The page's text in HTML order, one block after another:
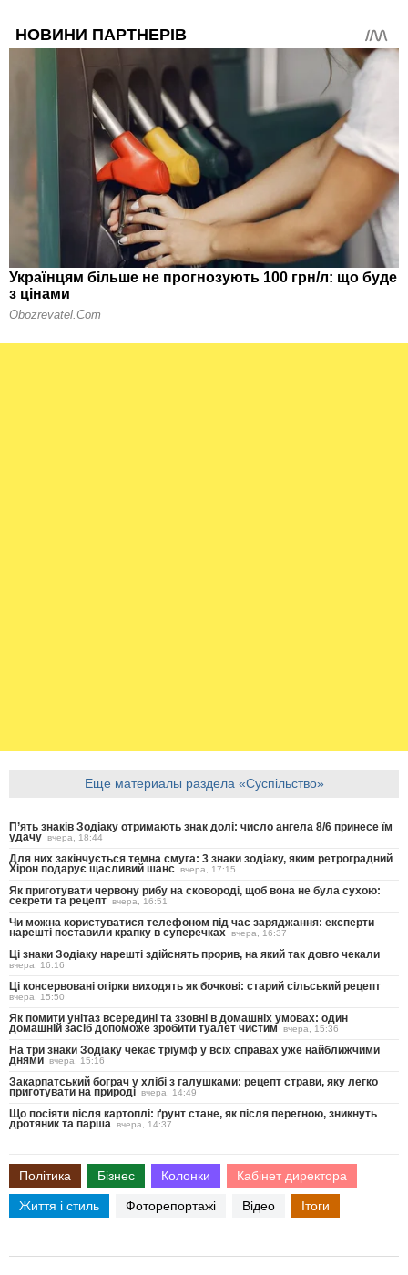
Еще материалы раздела «Суспільство»
П’ять знаків Зодіаку отримають знак долі: число ангела 8/6 принесе їм
удачу вчера, 18:44
Для них закінчується темна смуга: 3 знаки зодіаку, яким ретроградний
Хірон подарує щасливий шанс вчера, 17:15
Як приготувати червону рибу на сковороді, щоб вона не була сухою:
секрети та рецепт вчера, 16:51
Чи можна користуватися телефоном під час заряджання: експерти
нарешті поставили крапку в суперечках вчера, 16:37
Ці знаки Зодіаку нарешті здійснять прорив, на який так довго чекали
вчера, 16:16
Ці консервовані огірки виходять як бочкові: старий сільський рецепт
вчера, 15:50
Як помити унітаз всередині та ззовні в домашніх умовах: один
домашній засіб допоможе зробити туалет чистим вчера, 15:36
На три знаки Зодіаку чекає тріумф у всіх справах уже найближчими
днями вчера, 15:16
Закарпатський бограч у хлібі з галушками: рецепт страви, яку легко
приготувати на природі вчера, 14:49
Що посіяти після картоплі: ґрунт стане, як після перегною, зникнуть
дротяник та парша вчера, 14:37
Політика Бізнес Колонки Кабінет директора
Життя і стиль Фоторепортажі Відео Ітоги